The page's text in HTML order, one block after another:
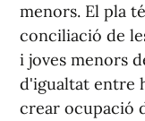
menors. El pla
conciliació de
i joves menors
d'igualtat entre
crear ocupació